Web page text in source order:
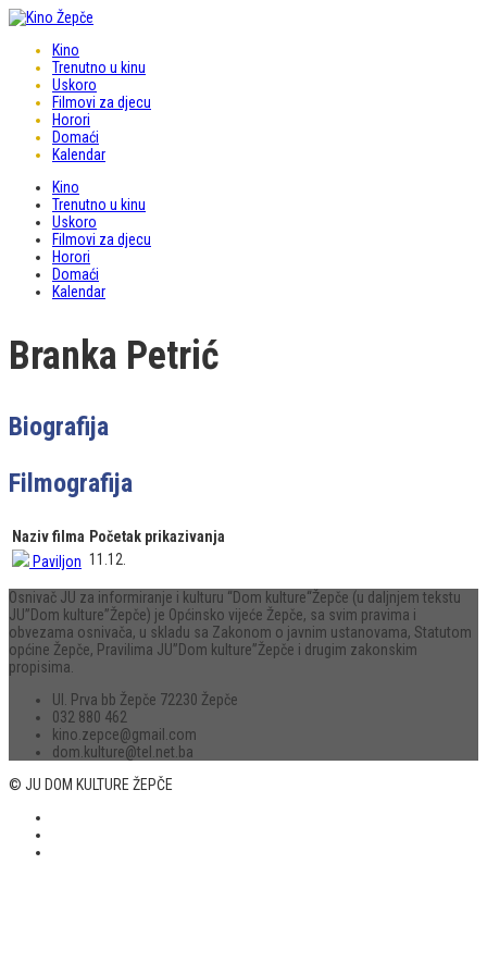
Kino
Trenutno u kinu
Uskoro
Filmovi za djecu
Horori
Domaći
Kalendar
Kino
Trenutno u kinu
Uskoro
Filmovi za djecu
Horori
Domaći
Kalendar
Branka Petrić
Biografija
Filmografija
Naziv filma Početak prikazivanja
Paviljon 11.12.
Osnivač JU za informiranje i kulturu “Dom kulture“Žepče (u daljnjem tekstu
JU”Dom kulture”Žepče) je Općinsko vijeće Žepče, sa svim pravima i
obvezama osnivača, u skladu sa Zakonom o javnim ustanovama, Statutom
općine Žepče, Pravilima JU”Dom kulture”Žepče i drugim zakonskim
propisima.
Ul. Prva bb Žepče 72230 Žepče
032 880 462
kino.zepce@gmail.com
dom.kulture@tel.net.ba
© JU DOM KULTURE ŽEPČE